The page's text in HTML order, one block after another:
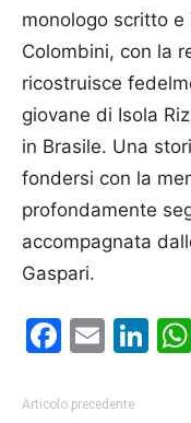
monologo scritto
Colombini, con la
ricostruisce
giovane di Isola
in Brasile. Una
fondersi con la
profondamente
accompagnata
Gaspari.
Email
Articolo precedente